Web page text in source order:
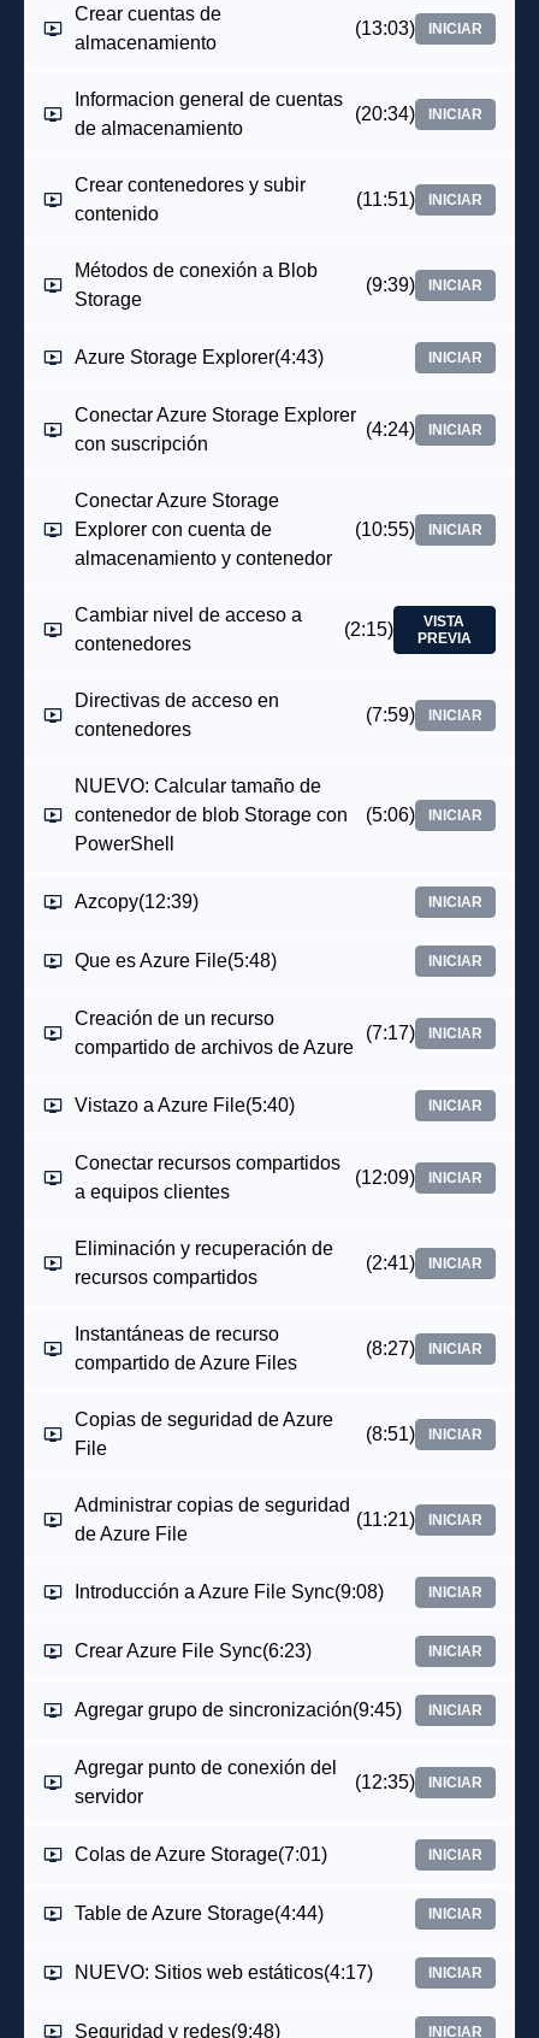
Crear cuentas de
almacenamiento
(13:03) INICIAR
Informacion general de cuentas
de almacenamiento
(20:34) INICIAR
Crear contenedores y subir
contenido
(11:51) INICIAR
Métodos de conexión a Blob
Storage
(9:39) INICIAR
Azure Storage Explorer(4:43) INICIAR
Conectar Azure Storage Explorer
con suscripción
(4:24) INICIAR
Conectar Azure Storage
Explorer con cuenta de
almacenamiento y contenedor
(10:55) INICIAR
Cambiar nivel de acceso a
contenedores
(2:15)
VISTA
PREVIA
Directivas de acceso en
contenedores
(7:59) INICIAR
NUEVO: Calcular tamaño de
contenedor de blob Storage con
PowerShell
(5:06) INICIAR
Azcopy(12:39) INICIAR
Que es Azure File(5:48) INICIAR
Creación de un recurso
compartido de archivos de Azure
(7:17) INICIAR
Vistazo a Azure File(5:40) INICIAR
Conectar recursos compartidos
a equipos clientes
(12:09) INICIAR
Eliminación y recuperación de
recursos compartidos
(2:41) INICIAR
Instantáneas de recurso
compartido de Azure Files
(8:27) INICIAR
Copias de seguridad de Azure
File
(8:51) INICIAR
Administrar copias de seguridad
de Azure File
(11:21) INICIAR
Introducción a Azure File Sync(9:08) INICIAR
Crear Azure File Sync(6:23) INICIAR
Agregar grupo de sincronización(9:45) INICIAR
Agregar punto de conexión del
servidor
(12:35) INICIAR
Colas de Azure Storage(7:01) INICIAR
Table de Azure Storage(4:44) INICIAR
NUEVO: Sitios web estáticos(4:17) INICIAR
Seguridad y redes(9:48) INICIAR